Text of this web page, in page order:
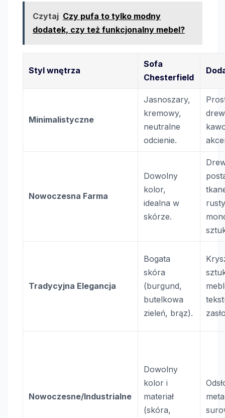
Czytaj Czy pufa to tylko modny
dodatek, czy też funkcjonalny mebel?
Styl wnętrza
Sofa
Chesterfield
Minimalistyczne
Jasnoszary,
kremowy,
neutralne
odcienie.
Nowoczesna Farma
Dowolny
kolor,
idealna w
skórze.
Tradycyjna Elegancja
Bogata
skóra
(burgund,
butelkowa
zieleń, brąz).
Nowoczesne/Industrialne
Dowolny
kolor i
materiał
(skóra,